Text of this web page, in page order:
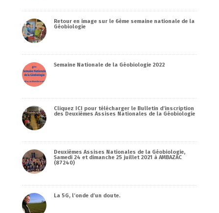
Retour en image sur le 6ème semaine nationale de la
Géobiologie
Semaine Nationale de la Géobiologie 2022
Cliquez ICI pour télécharger le Bulletin d’inscription
des Deuxièmes Assises Nationales de la Géobiologie
Deuxièmes Assises Nationales de la Géobiologie,
Samedi 24 et dimanche 25 juillet 2021 à AMBAZAC
(87240)
La 5G, l’onde d’un doute.